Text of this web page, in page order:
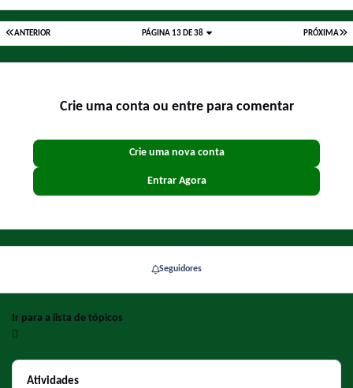
ANTERIOR PRÓXIMA
PÁGINA 13 DE 38
Crie uma conta ou entre para comentar
Crie uma nova conta
Entrar Agora
Seguidores
Ir para a lista de tópicos
Atividades